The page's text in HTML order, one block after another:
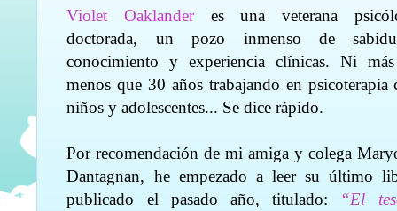
Violet Oaklanderes una veterana
doctorada, un pozo inmenso de
conocimiento y experiencia clínicas. Ni
menos que 30 años trabajando en psicoterapia
niños y adolescentes... Se dice rápido.
Por recomendación de mi amiga y colega
Dantagnan, he empezado a leer su último
publicado el pasado año, titulado: “El